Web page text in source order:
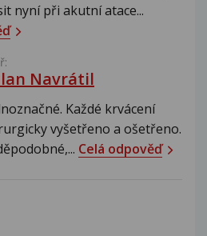
nyní při akutní atace...
Navrátil
Každé krvácení
vyšetřeno a ošetřeno.
Celá odpověď